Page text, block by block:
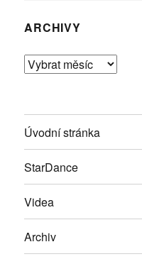
ARCHIVY
Archivy
Úvodní stránka
StarDance
Videa
Archiv